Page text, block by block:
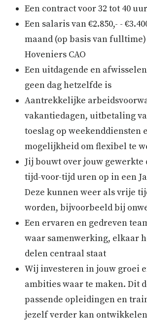
Een contract voor 32 tot 40
Een salaris van €2.850,- -
maand (op basis van
Hoveniers CAO
Een uitdagende en
geen dag hetzelfde is
Aantrekkelijke
vakantiedagen, uitbetaling
toeslag op weekenddiensten
mogelijkheid om flexibel te
Jij bouwt over jouw gewerkte
tijd-voor-tijd uren op in een
Deze kunnen weer als vrije
worden, bijvoorbeeld bij
Een ervaren en gedreven
waar samenwerking, elkaar
delen centraal staat
Wij investeren in jouw groei
ambities waar te maken. Dit
passende opleidingen en
jezelf verder kan